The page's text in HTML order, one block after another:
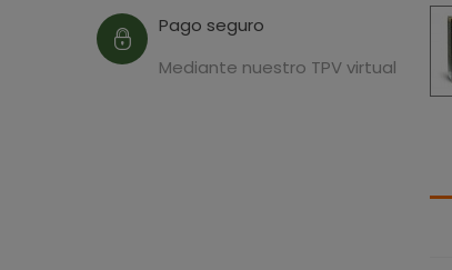
Pago seguro
Mediante nuestro TPV virtual